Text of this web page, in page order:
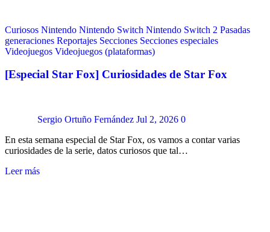
Curiosos Nintendo Nintendo Switch Nintendo Switch 2 Pasadas
generaciones Reportajes Secciones Secciones especiales
Videojuegos Videojuegos (plataformas)
[Especial Star Fox] Curiosidades de Star Fox
Sergio Ortuño Fernández Jul 2, 2026 0
En esta semana especial de Star Fox, os vamos a contar varias
curiosidades de la serie, datos curiosos que tal…
Leer más